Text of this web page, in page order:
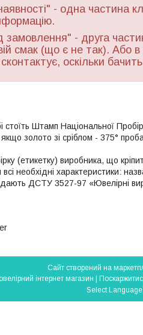
- одна частина
замовлення" - друга
смак (що є не так). Або
сконтактує, оскільки
стоїть Штамп Національної
золото зі сріблом - 375°
(етикетку) виробника, що
всі необхідні характеристики:
ДСТУ 3527-97 «Ювелірні
Сайт створений на
Silverlavka - ювелірний інтернет магазин |
Select Language